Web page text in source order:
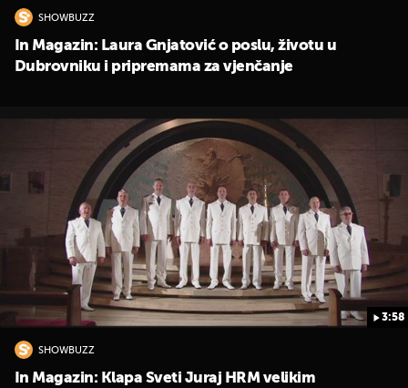
SHOWBUZZ
In Magazin: Laura Gnjatović o poslu, životu u
Dubrovniku i pripremama za vjenčanje
3:58
SHOWBUZZ
In Magazin: Klapa Sveti Juraj HRM velikim